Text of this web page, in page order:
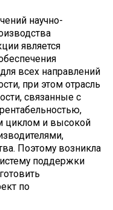
научно-
является
всех направлений
при этом отрасль
связанные с
циклом и высокой
Поэтому возникла
поддержки
по